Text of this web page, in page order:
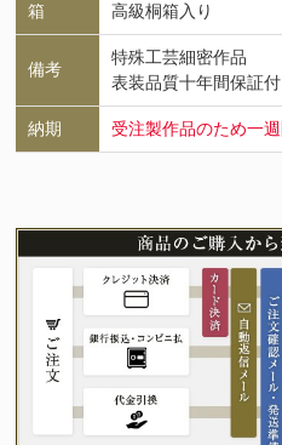
箱 高級桐箱入り
備考
特殊工芸細密作品
表装品質十年間保証付
納期 受注製作品のため一